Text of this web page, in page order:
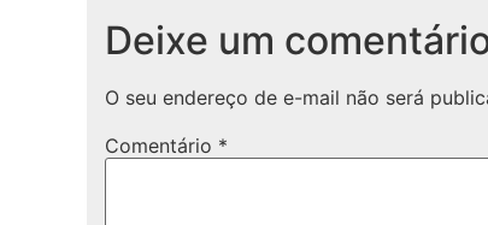
Deixe um
O seu endereço de e-mail não será
Comentário *